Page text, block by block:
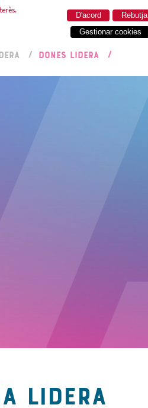
Rebutja
D'acord
Gestionar cookies
DONES LIDERA
LIDERA